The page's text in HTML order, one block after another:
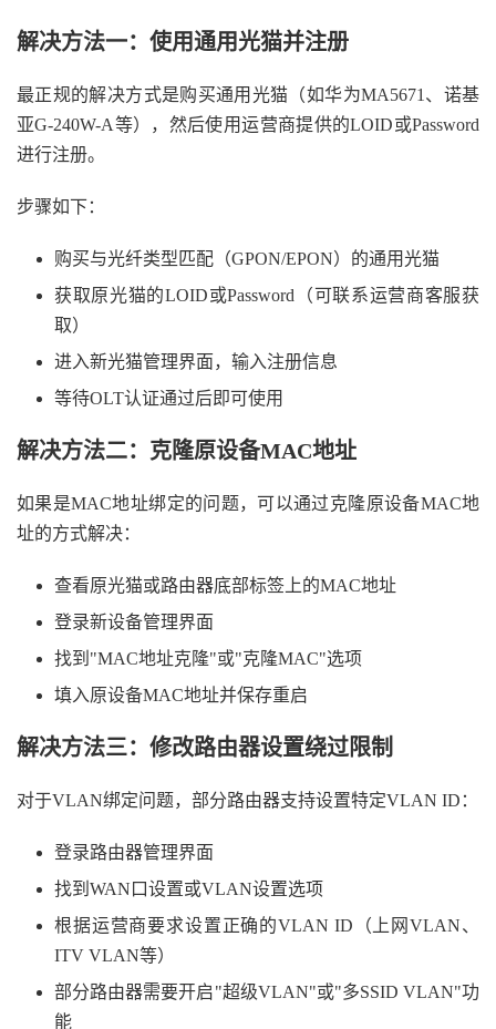
解决方法一：使用通用光猫并注册
最正规的解决方式是购买通用光猫（如华为MA5671、诺基
亚G-240W-A等），然后使用运营商提供的LOID或Password
进行注册。
步骤如下：
购买与光纤类型匹配（GPON/EPON）的通用光猫
获取原光猫的LOID或Password（可联系运营商客服获
取）
进入新光猫管理界面，输入注册信息
等待OLT认证通过后即可使用
解决方法二：克隆原设备MAC地址
如果是MAC地址绑定的问题，可以通过克隆原设备MAC地
址的方式解决：
查看原光猫或路由器底部标签上的MAC地址
登录新设备管理界面
找到"MAC地址克隆"或"克隆MAC"选项
填入原设备MAC地址并保存重启
解决方法三：修改路由器设置绕过限制
对于VLAN绑定问题，部分路由器支持设置特定VLAN ID：
登录路由器管理界面
找到WAN口设置或VLAN设置选项
根据运营商要求设置正确的VLAN ID（上网VLAN、
ITV VLAN等）
部分路由器需要开启"超级VLAN"或"多SSID VLAN"功
能